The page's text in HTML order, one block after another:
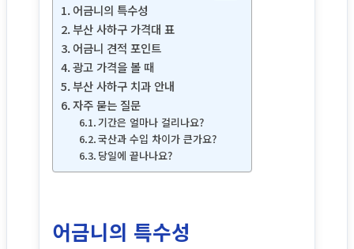
어금니의 특수성
부산 사하구 가격대 표
어금니 견적 포인트
광고 가격을 볼 때
부산 사하구 치과 안내
자주 묻는 질문
기간은 얼마나 걸리나요?
국산과 수입 차이가 큰가요?
당일에 끝나나요?
어금니의 특수성